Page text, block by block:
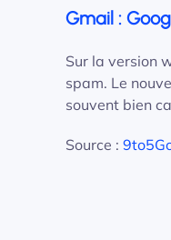
Gmail :
Sur la version
spam. Le
souvent bien
Source :